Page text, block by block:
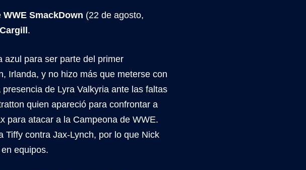
WWE SmackDown (22 de agosto,
.
azul para ser parte del primer
Irlanda, y no hizo más que meterse con
de Lyra Valkyria ante las faltas
quien apareció para confrontar a
para atacar a la Campeona de WWE.
Tiffy contra Jax-Lynch, por lo que Nick
equipos.